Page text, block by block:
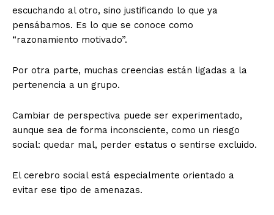
escuchando al otro, sino justificando lo que ya
pensábamos. Es lo que se conoce como
“razonamiento motivado”.
Por otra parte, muchas creencias están ligadas a la
pertenencia a un grupo.
Cambiar de perspectiva puede ser experimentado,
aunque sea de forma inconsciente, como un riesgo
social: quedar mal, perder estatus o sentirse excluido.
El cerebro social está especialmente orientado a
evitar ese tipo de amenazas.